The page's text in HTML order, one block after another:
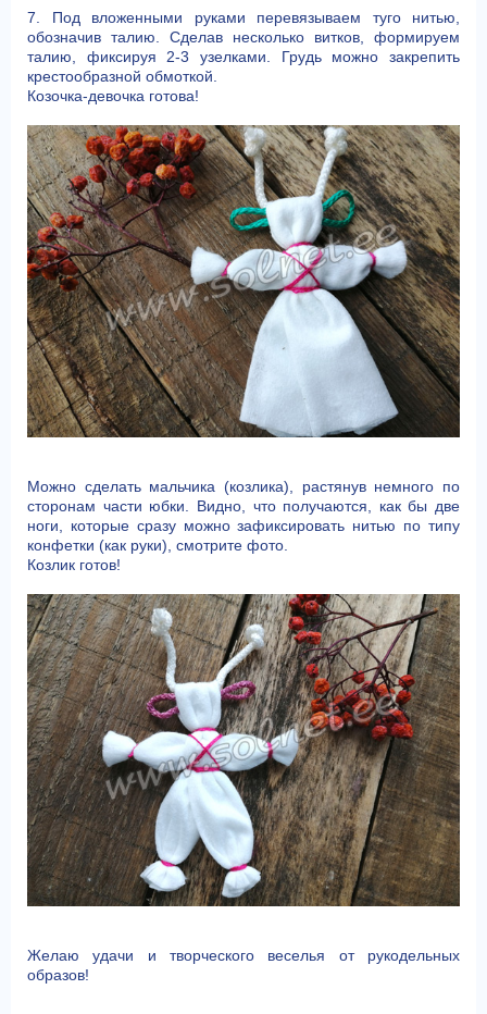
7. Под вложенными руками перевязываем туго нитью,
обозначив талию. Сделав несколько витков, формируем
талию, фиксируя 2-3 узелками. Грудь можно закрепить
крестообразной обмоткой.
Козочка-девочка готова!
Можно сделать мальчика (козлика), растянув немного по
сторонам части юбки. Видно, что получаются, как бы две
ноги, которые сразу можно зафиксировать нитью по типу
конфетки (как руки), смотрите фото.
Козлик готов!
Желаю удачи и творческого веселья от рукодельных
образов!